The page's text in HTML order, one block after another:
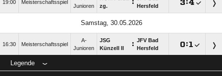
19:00 Meisterschaftsspiel
Junioren
zg.
:
Hersfeld
:
Samstag, 30.05.2026
16:30 Meisterschaftsspiel
A-
Junioren
JSG
Künzell II
: JFV Bad
Hersfeld
:
Legende